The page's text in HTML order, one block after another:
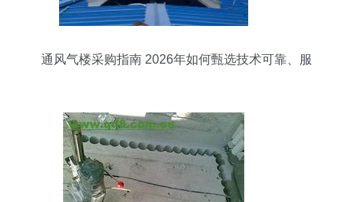
通风气楼采购指南 2026年如何甄选技术可靠、服